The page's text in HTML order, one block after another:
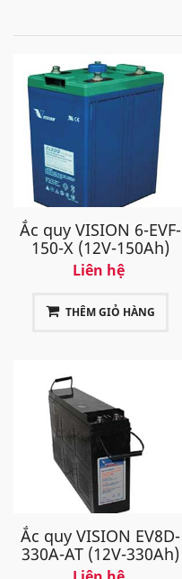
Ắc quy VISION 6-EVF-
150-X (12V-150Ah)
Liên hệ
THÊM GIỎ HÀNG
Ắc quy VISION EV8D-
330A-AT (12V-330Ah)